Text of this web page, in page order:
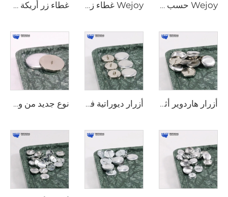
Wejoy حسب المقاس المخصص قطع معدنية أثاث مغطى خلفية مسطحة ساق معدنية زر كروي دائري مغطى زر ضغط Wejoy غطاء زر دائري ديكور مفيد موجز قماش تنجيد بالجملة غطاء زر ألمونيوم غطاء زر أريكة من هاردوير الأثاث العصري من وي جوي، وزر مغطى مقاوم للماء مع حافة محيطة
أزرار هاردوير أثاث على شكل دائرة بساق فضية من وي جوي، أزرار قابلة لإعادة الاستخدام مع غطاء معدني للتغطية على الكنب أزرار ديوراتية فضية كريستالية بمقاسات 20 مم، 22 مم، 25 مم من وي جوي لتزيين الأثاث والكنب نوع جديد من وي جوي، أزرار غطاء خلفية مسطحة مستوية، قشرة ضغط ذاتي، أزرار تغطية للستائر والكنب والقماش